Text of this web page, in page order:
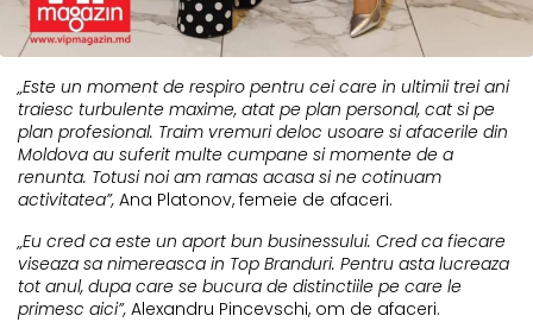
„Este un moment de respiro pentru cei care in ultimii trei ani
traiesc turbulente maxime, atat pe plan personal, cat si pe
plan profesional. Traim vremuri deloc usoare si afacerile din
Moldova au suferit multe cumpane si momente de a
renunta. Totusi noi am ramas acasa si ne cotinuam
activitatea”, Ana Platonov, femeie de afaceri.
„Eu cred ca este un aport bun businessului. Cred ca fiecare
viseaza sa nimereasca in Top Branduri. Pentru asta lucreaza
tot anul, dupa care se bucura de distinctiile pe care le
primesc aici”, Alexandru Pincevschi, om de afaceri.